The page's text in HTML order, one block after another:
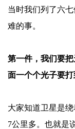
当时我们列了六
难的事。
第一件，我们要
面一个个光子要打
大家知道卫星是
7公里多。也就是